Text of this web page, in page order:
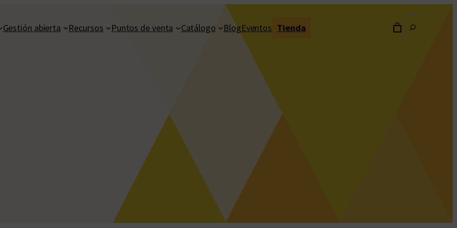
Gestión abierta Recursos Puntos de venta Catálogo BlogEventos Tienda